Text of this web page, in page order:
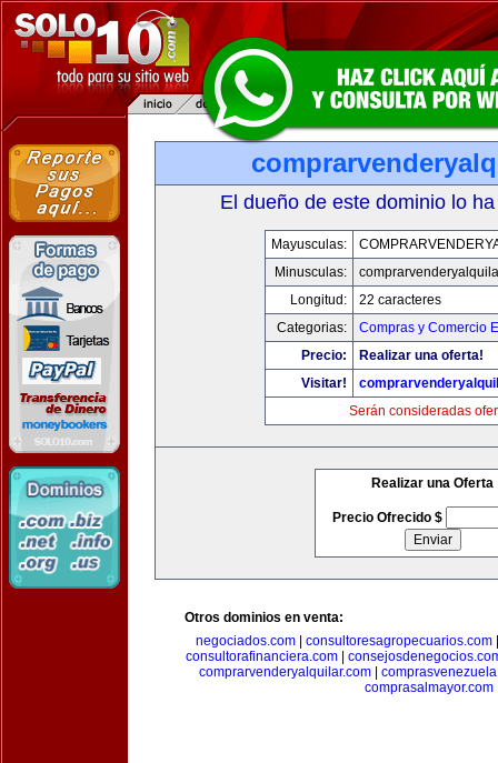
El dueño de este dominio lo
Mayusculas:
Minusculas:
Longitud:
22 caracteres
Categorias:
Compras y Comercio
Precio:
Realizar una oferta!
Visitar!
Serán consideradas
Realizar una Oferta
Precio Ofrecido $
Otros dominios en venta:
negociados.com
consultoresagropecuarios.com
consultorafinanciera.com|
comprarvenderyalquilar.com|
comprasalmayor.com